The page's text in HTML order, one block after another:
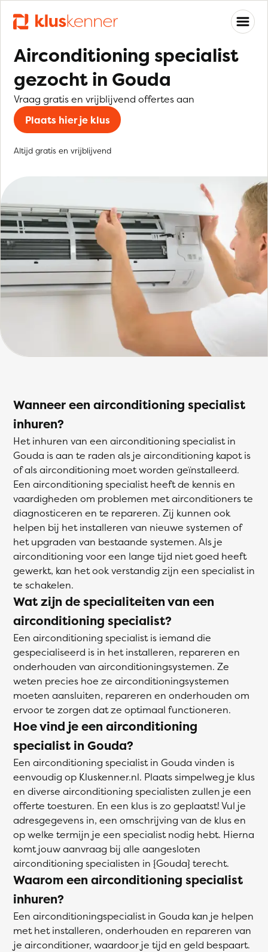
Airconditioning specialist
gezocht in Gouda
Vraag gratis en vrijblijvend offertes aan
Plaats hier je klus
Altijd gratis en vrijblijvend
Wanneer een airconditioning specialist
inhuren?
Het inhuren van een airconditioning specialist in
Gouda is aan te raden als je airconditioning kapot is
of als airconditioning moet worden geïnstalleerd.
Een airconditioning specialist heeft de kennis en
vaardigheden om problemen met airconditioners te
diagnosticeren en te repareren. Zij kunnen ook
helpen bij het installeren van nieuwe systemen of
het upgraden van bestaande systemen. Als je
airconditioning voor een lange tijd niet goed heeft
gewerkt, kan het ook verstandig zijn een specialist in
te schakelen.
Wat zijn de specialiteiten van een
airconditioning specialist?
Een airconditioning specialist is iemand die
gespecialiseerd is in het installeren, repareren en
onderhouden van airconditioningsystemen. Ze
weten precies hoe ze airconditioningsystemen
moeten aansluiten, repareren en onderhouden om
ervoor te zorgen dat ze optimaal functioneren.
Hoe vind je een airconditioning
specialist in Gouda?
Een airconditioning specialist in Gouda vinden is
eenvoudig op Kluskenner.nl. Plaats simpelweg je klus
en diverse airconditioning specialisten zullen je een
offerte toesturen. En een klus is zo geplaatst! Vul je
adresgegevens in, een omschrijving van de klus en
op welke termijn je een specialist nodig hebt. Hierna
komt jouw aanvraag bij alle aangesloten
airconditioning specialisten in {Gouda} terecht.
Waarom een airconditioning specialist
inhuren?
Een airconditioningspecialist in Gouda kan je helpen
met het installeren, onderhouden en repareren van
je airconditioner, waardoor je tijd en geld bespaart.